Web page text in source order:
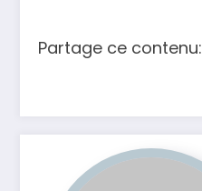
Partage ce contenu: